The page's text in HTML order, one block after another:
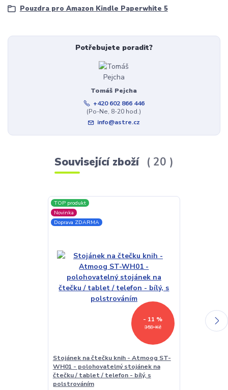
Pouzdra pro Amazon Kindle Paperwhite 5
Potřebujete poradit?
Tomáš Pejcha
+420 602 866 446
(Po-Ne, 8-20 hod.)
info@astre.cz
Související zboží 20
TOP produkt
Novinka
Doprava ZDARMA
359 Kč
- 11 %
Stojánek na čtečku knih - Atmoog ST-
WH01 - polohovatelný stojánek na
čtečku / tablet / telefon - bílý, s
polstrováním